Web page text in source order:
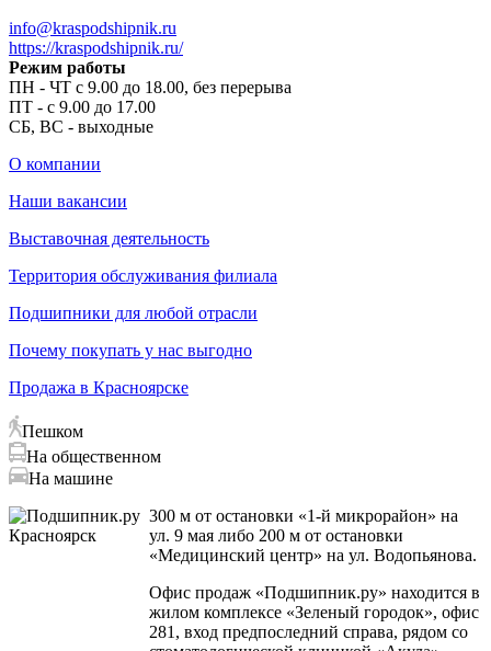
info@kraspodshipnik.ru
https://kraspodshipnik.ru/
Режим работы
ПН - ЧТ с 9.00 до 18.00, без перерыва
ПТ - с 9.00 до 17.00
СБ, ВС - выходные
О компании
Наши вакансии
Выставочная деятельность
Территория обслуживания филиала
Подшипники для любой отрасли
Почему покупать у нас выгодно
Продажа в Красноярске
Пешком
На общественном
На машине
300 м от остановки «1-й микрорайон» на
ул. 9 мая либо 200 м от остановки
«Медицинский центр» на ул. Водопьянова.
Офис продаж «Подшипник.ру» находится в
жилом комплексе «Зеленый городок», офис
281, вход предпоследний справа, рядом со